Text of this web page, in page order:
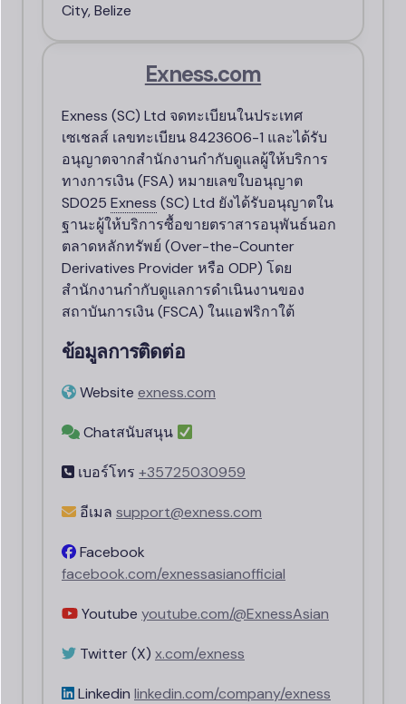
City, Belize
Exness.com
E​xness (SC) Ltd จดทะเบียนในประเทศ
เซเชลส์ เลขทะเบียน 8423606-1 และได้รับ
อนุญาตจากสำนักงานกำกับดูแลผู้ให้บริการ
ทางการเงิน (FSA) หมายเลขใบอนุญาต
SD025 Exness (SC) Ltd ยังได้รับอนุญาตใน
ฐานะผู้ให้บริการซื้อขายตราสารอนุพันธ์นอก
ตลาดหลักทรัพย์ (Over-the-Counter
Derivatives Provider หรือ ODP) โดย
สำนักงานกำกับดูแลการดำเนินงานของ
สถาบันการเงิน (FSCA) ในแอฟริกาใต้
ข้อมูลการติดต่อ
Website exness.com
Chatสนับสนุน
เบอร์โทร +35725030959
อีเมล support@exness.com
Facebook
facebook.com/exnessasianofficial
Youtube youtube.com/@ExnessAsian
Twitter (X) x.com/exness
Linkedin linkedin.com/company/exness